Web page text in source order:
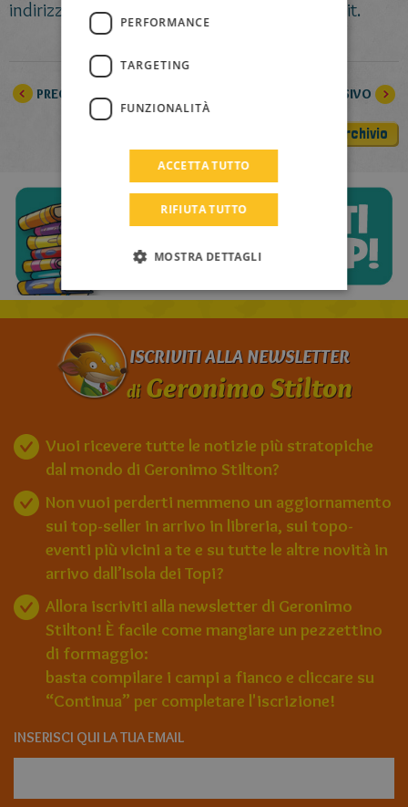
indirizzo mail: biblioteca@comune.albinea.re.it.
PRECEDENTE SUCCESSIVO
Archivio
ISCRIVITI ALLA NEWSLETTER
diGeronimo Stilton
Vuoi ricevere tutte le notizie più stratopiche
dal mondo di Geronimo Stilton?
Non vuoi perderti nemmeno un aggiornamento
sui top-seller in arrivo in libreria, sui topo-
eventi più vicini a te e su tutte le altre novità in
arrivo dall’Isola dei Topi?
Allora iscriviti alla newsletter di Geronimo
Stilton! È facile come mangiare un pezzettino
di formaggio:
basta compilare i campi a fianco e cliccare su
“Continua” per completare l'iscrizione!
INSERISCI QUI LA TUA EMAIL
DUTCH
PERFORMANCE
TARGETING
FUNZIONALITÀ
ACCETTA TUTTO
RIFIUTA TUTTO
MOSTRA DETTAGLI